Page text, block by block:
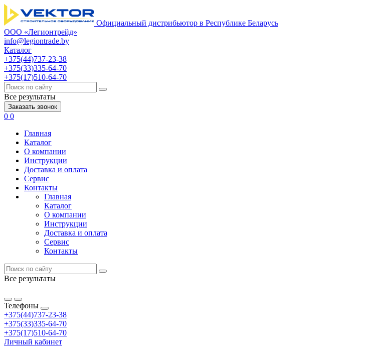
Официальный дистрибьютор в Республике Беларусь
ООО «Легионтрейд»
info@legiontrade.by
Каталог
+375(44)737-23-38
+375(33)335-64-70
+375(17)510-64-70
Все результаты
Заказать звонок
0 0
Главная
Каталог
О компании
Инструкции
Доставка и оплата
Сервис
Контакты
Главная
Каталог
О компании
Инструкции
Доставка и оплата
Сервис
Контакты
Все результаты
Телефоны
+375(44)737-23-38
+375(33)335-64-70
+375(17)510-64-70
Личный кабинет